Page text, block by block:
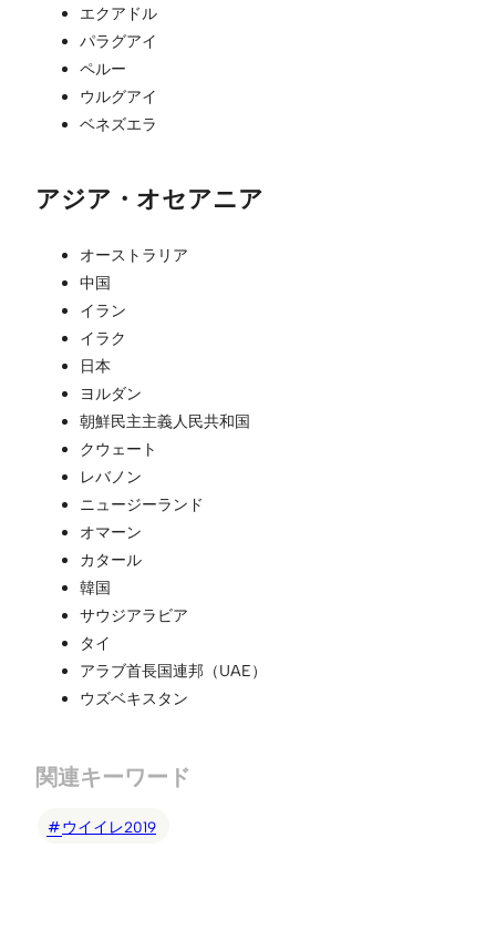
エクアドル
パラグアイ
ペルー
ウルグアイ
ベネズエラ
アジア・オセアニア
オーストラリア
中国
イラン
イラク
日本
ヨルダン
朝鮮民主主義人民共和国
クウェート
レバノン
ニュージーランド
オマーン
カタール
韓国
サウジアラビア
タイ
アラブ首長国連邦（UAE）
ウズベキスタン
関連キーワード
ウイイレ2019